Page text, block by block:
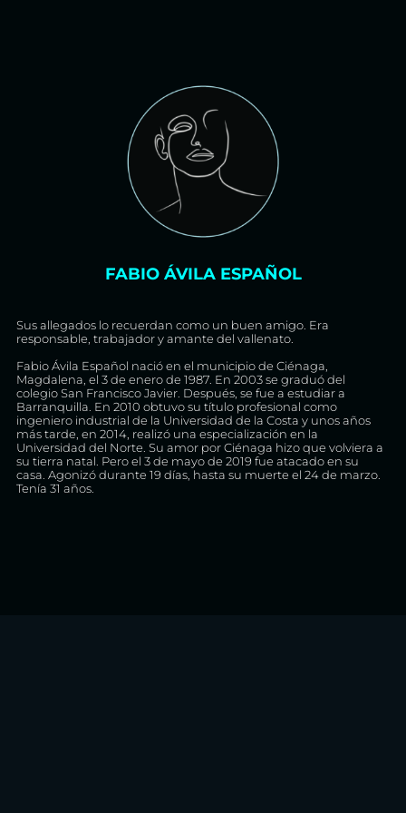
FABIO ÁVILA ESPAÑOL
Sus allegados lo recuerdan como un buen amigo. Era
responsable, trabajador y amante del vallenato.
Fabio Ávila Español nació en el municipio de Ciénaga,
Magdalena, el 3 de enero de 1987. En 2003 se graduó del
colegio San Francisco Javier. Después, se fue a estudiar a
Barranquilla. En 2010 obtuvo su título profesional como
ingeniero industrial de la Universidad de la Costa y unos años
más tarde, en 2014, realizó una especialización en la
Universidad del Norte. Su amor por Ciénaga hizo que volviera a
su tierra natal. Pero el 3 de mayo de 2019 fue atacado en su
casa. Agonizó durante 19 días, hasta su muerte el 24 de marzo.
Tenía 31 años.